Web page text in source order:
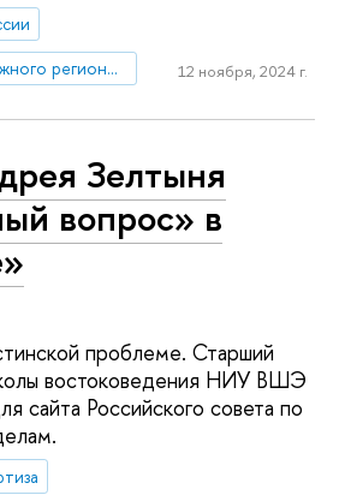
Департамент зарубежного регионоведения
12 ноября, 2024 г.
Зелтыня
вопрос» в
проблеме. Старший
востоковедения НИУ ВШЭ
сайта Российского совета по